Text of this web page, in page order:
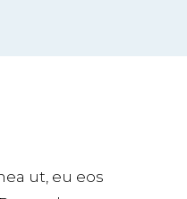
ut, eu eos